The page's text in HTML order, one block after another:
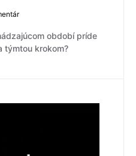
období príde
týmtou krokom?